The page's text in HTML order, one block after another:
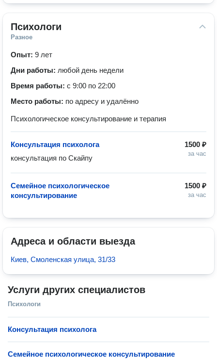
Психологи
Разное
Опыт: 9 лет
Дни работы: любой день недели
Время работы: с 9:00 по 22:00
Место работы: по адресу и удалённо
Психологическое консультирование и терапия
1500 ₽
за час
Консультация психолога
1500 ₽
за час
Семейное психологическое
консультирование
Адреса и области выезда
Киев, Смоленская улица, 31/33
Услуги других специалистов
Психологи
Консультация психолога
Семейное психологическое консультирование